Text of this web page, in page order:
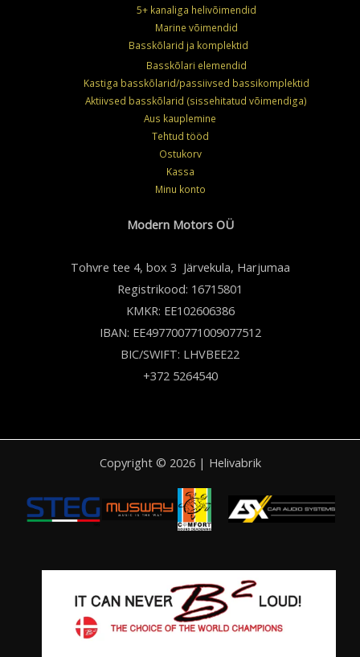
5+ kanaliga helivõimendid
Marine võimendid
Basskõlarid ja komplektid
Basskõlari elemendid
Kastiga basskõlarid/passiivsed bassikomplektid
Aktiivsed basskõlarid (sissehitatud võimendiga)
Aus kauplemine
Tehtud tööd
Ostukorv
Kassa
Minu konto
Modern Motors OÜ
Tohvre tee 4, box 3 Järvekula, Harjumaa
Registrikood: 16715801
KMKR: EE102606386
IBAN: EE497700771009077512
BIC/SWIFT: LHVBEE22
+372 5264540
Copyright © 2026 | Helivabrik